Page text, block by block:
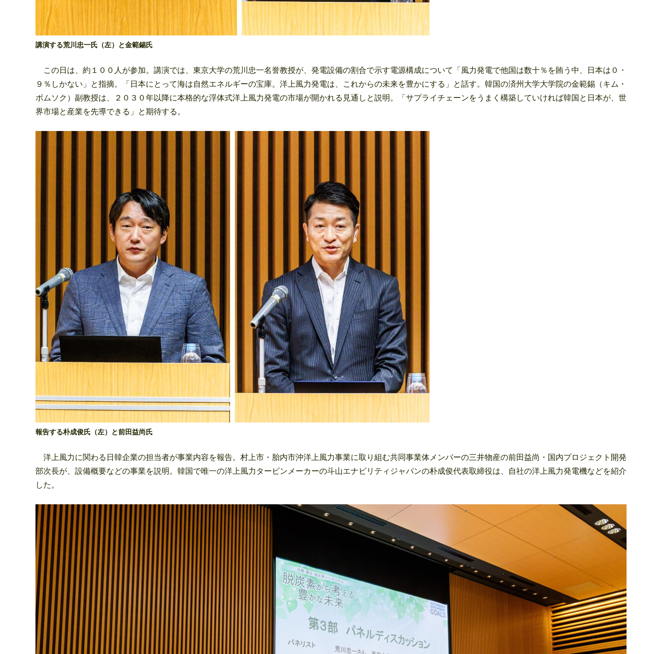
講演する荒川忠一氏（左）と金範錫氏
この日は、約１００人が参加。講演では、東京大学の荒川忠一名誉教授が、発電設備の割合で示す電源構成について「風力発電で他国は数十％を賄う中、日本は０・
９％しかない」と指摘。「日本にとって海は自然エネルギーの宝庫。洋上風力発電は、これからの未来を豊かにする」と話す。韓国の済州大学大学院の金範錫（キム・
ボムソク）副教授は、２０３０年以降に本格的な浮体式洋上風力発電の市場が開かれる見通しと説明。「サプライチェーンをうまく構築していければ韓国と日本が、世
界市場と産業を先導できる」と期待する。
報告する朴成俊氏（左）と前田益尚氏
洋上風力に関わる日韓企業の担当者が事業内容を報告。村上市・胎内市沖洋上風力事業に取り組む共同事業体メンバーの三井物産の前田益尚・国内プロジェクト開発
部次長が、設備概要などの事業を説明。韓国で唯一の洋上風力タービンメーカーの斗山エナビリティジャパンの朴成俊代表取締役は、自社の洋上風力発電機などを紹介
した。